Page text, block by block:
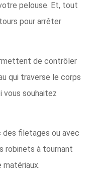
pelouse. Et, tout
pour arrêter
de contrôler
qui traverse le corps
vous souhaitez
des filetages ou avec
robinets à tournant
matériaux.